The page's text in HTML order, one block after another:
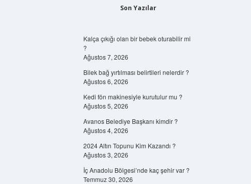
Son Yazılar
Kalça çıkığı olan bir bebek oturabilir mi
?
Ağustos 7, 2026
Bilek bağ yırtılması belirtileri nelerdir ?
Ağustos 6, 2026
Kedi fön makinesiyle kurutulur mu ?
Ağustos 5, 2026
Avanos Belediye Başkanı kimdir ?
Ağustos 4, 2026
2024 Altın Topunu Kim Kazandı ?
Ağustos 3, 2026
İç Anadolu Bölgesi’nde kaç şehir var ?
Temmuz 30, 2026